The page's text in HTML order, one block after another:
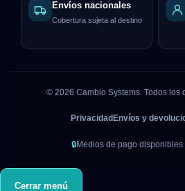
Envíos nacionales
Cobertura sujeta al destino
© 2026 Cambio Systems. Todos los
Privacidad Envíos y
🔒Medios de pago disponibles
Cerrar menú